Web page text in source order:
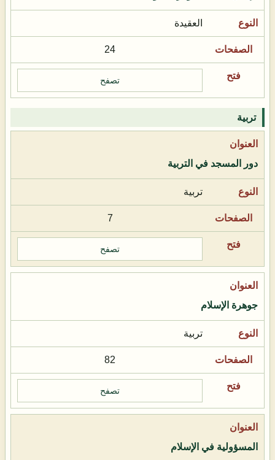
العقيدة
24
تصفح
تربية
دور المسجد في التربية
تربية
7
تصفح
جوهرة الإسلام
تربية
82
تصفح
المسؤولية في الإسلام